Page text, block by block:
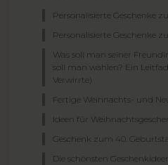
Personalisierte Geschenke
Personalisierte Geschenke
Was soll man seiner
soll man wählen? Ein
Verwirrte)
Fertige Weihnachts- und
Ideen für
Geschenk zum 40.
Die schönsten